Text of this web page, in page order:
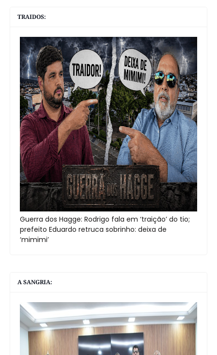
TRAIDOS:
Guerra dos Hagge: Rodrigo fala em ‘traição’ do tio;
prefeito Eduardo retruca sobrinho: deixa de
‘mimimi’
A SANGRIA: